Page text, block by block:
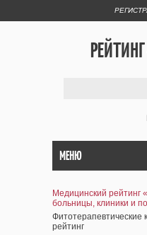
МЕНЮ
Медицинский рейтинг
больницы, клиники и
Фитотерапевтические
рейтинг